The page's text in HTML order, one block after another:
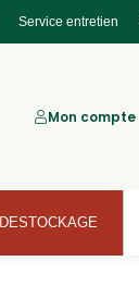
Service entretien
Mon compte
DESTOCKAGE